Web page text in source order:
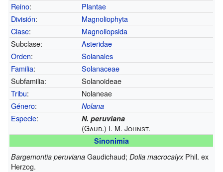
Reino:
Plantae
División:
Magnoliophyta
Clase:
Magnoliopsida
Subclase:
Asteridae
Orden:
Solanales
Familia:
Solanaceae
Subfamilia:
Solanoideae
Tribu:
Nolaneae
Género: Nolana
Especie: N. peruviana
(Gaud.) I. M. Johnst.
Sinonimia
Bargemontia peruviana Gaudichaud;Dolia macrocalyxPhil. ex
Herzog.